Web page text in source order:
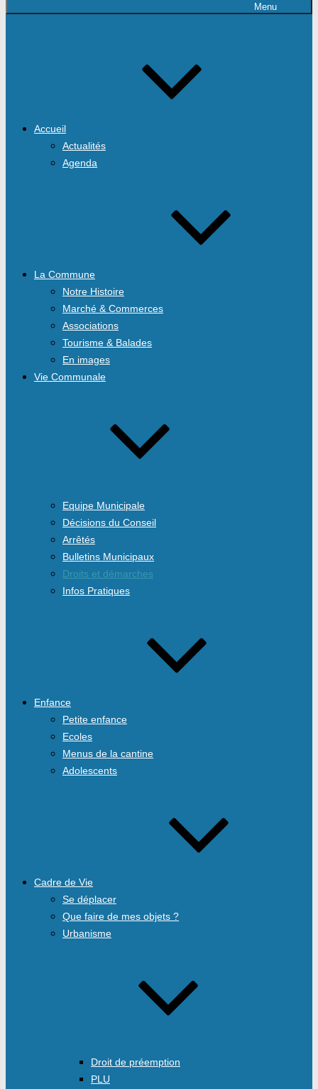
Menu
Accueil
Actualités
Agenda
La Commune
Notre Histoire
Marché & Commerces
Associations
Tourisme & Balades
En images
Vie Communale
Equipe Municipale
Décisions du Conseil
Arrêtés
Bulletins Municipaux
Droits et démarches
Infos Pratiques
Enfance
Petite enfance
Ecoles
Menus de la cantine
Adolescents
Cadre de Vie
Se déplacer
Que faire de mes objets ?
Urbanisme
Droit de préemption
PLU